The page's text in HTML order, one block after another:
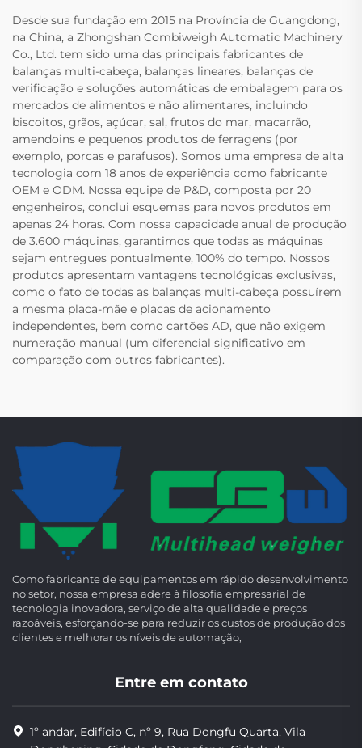
Desde sua fundação em 2015 na Província de Guangdong,
na China, a Zhongshan Combiweigh Automatic Machinery
Co., Ltd. tem sido uma das principais fabricantes de
balanças multi-cabeça, balanças lineares, balanças de
verificação e soluções automáticas de embalagem para os
mercados de alimentos e não alimentares, incluindo
biscoitos, grãos, açúcar, sal, frutos do mar, macarrão,
amendoins e pequenos produtos de ferragens (por
exemplo, porcas e parafusos). Somos uma empresa de alta
tecnologia com 18 anos de experiência como fabricante
OEM e ODM. Nossa equipe de P&D, composta por 20
engenheiros, conclui esquemas para novos produtos em
apenas 24 horas. Com nossa capacidade anual de produção
de 3.600 máquinas, garantimos que todas as máquinas
sejam entregues pontualmente, 100% do tempo. Nossos
produtos apresentam vantagens tecnológicas exclusivas,
como o fato de todas as balanças multi-cabeça possuírem
a mesma placa-mãe e placas de acionamento
independentes, bem como cartões AD, que não exigem
numeração manual (um diferencial significativo em
comparação com outros fabricantes).
Como fabricante de equipamentos em rápido desenvolvimento
no setor, nossa empresa adere à filosofia empresarial de
tecnologia inovadora, serviço de alta qualidade e preços
razoáveis, esforçando-se para reduzir os custos de produção dos
clientes e melhorar os níveis de automação,
Entre em contato
1º andar, Edifício C, nº 9, Rua Dongfu Quarta, Vila